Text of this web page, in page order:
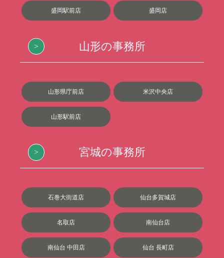
盛岡駅前店 盛岡店
山形の事務所
山形県庁前店 米沢中央店
山形駅前店
宮城の事務所
石巻大街道店 仙台多賀城店
名取店 南仙台店
南仙台 中田店 仙台 長町店